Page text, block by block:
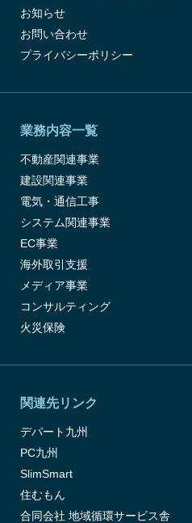
お知らせ
お問い合わせ
プライバシーポリシー
業務内容一覧
不動産関連事業
建設関連事業
電気・通信工事
システム関連事業
EC事業
海外取引支援
メディア事業
コンサルティング
火災保険
関連先リンク
デパート九州
PC九州
SlimSmart
住むもん
合同会社 地域循環サービス舎